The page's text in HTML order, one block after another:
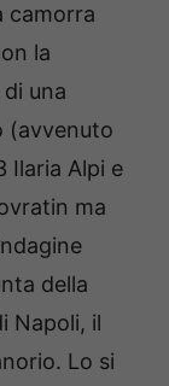
camorra
la
una
(avvenuto
Ilaria Alpi e
ma
della
Napoli, il
Lo si